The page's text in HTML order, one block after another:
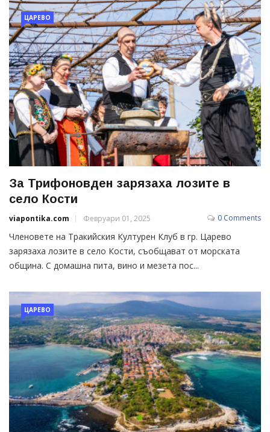
ЦАРЕВО
За Трифоновден зарязаха лозите в
село Кости
viapontika.com Февруари 01, 2025 0 Comments
Членовете на Тракийския Културен Клуб в гр. Царево
зарязаха лозите в село Кости, съобщават от морската
община. С домашна пита, вино и мезета пос...
ЦАРЕВО